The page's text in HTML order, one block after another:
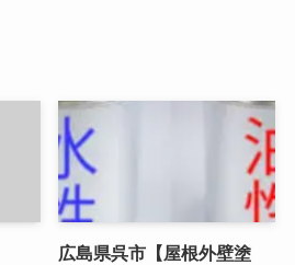
広島県呉市【屋根外壁塗